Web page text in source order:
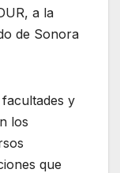
a la
de Sonora
y
los
que